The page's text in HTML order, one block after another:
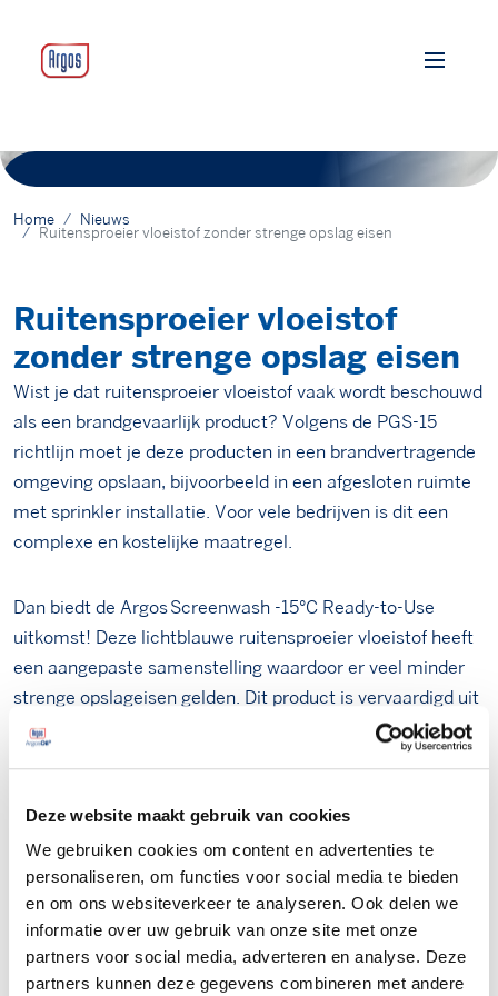
Deze website maakt gebruik van cookies
We gebruiken cookies om content en advertenties te
personaliseren, om functies voor social media te bieden
en om ons websiteverkeer te analyseren. Ook delen we
informatie over uw gebruik van onze site met onze
partners voor social media, adverteren en analyse. Deze
partners kunnen deze gegevens combineren met andere
Home
Nieuws
Ruitensproeier vloeistof zonder strenge opslag eisen
Ruitensproeier vloeistof
zonder strenge opslag eisen
Wist je dat ruitensproeier vloeistof vaak wordt beschouwd
als een brandgevaarlijk product? Volgens de PGS-15
richtlijn moet je deze producten in een brandvertragende
omgeving opslaan, bijvoorbeeld in een afgesloten ruimte
met sprinkler installatie. Voor vele bedrijven is dit een
complexe en kostelijke maatregel.
Dan biedt de Argos Screenwash -15°C Ready-to-Use
uitkomst! Deze lichtblauwe ruitensproeier vloeistof heeft
een aangepaste samenstelling waardoor er veel minder
strenge opslageisen gelden. Dit product is vervaardigd uit
biologische grondstoffen en is biologisch afbreekbaar.
Altijd schone autoruiten in de
winter
Dit product sluit zeer goed aan bij de hoge eisen die er in
de winter aan ruitensproeier antivries gesteld worden.